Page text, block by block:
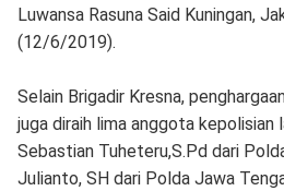
Luwansa Rasuna Said Kuningan,
(12/6/2019).
Selain Brigadir Kresna,
juga diraih lima anggota kepolisian
Sebastian Tuheteru,S.Pd dari
Julianto, SH dari Polda Jawa